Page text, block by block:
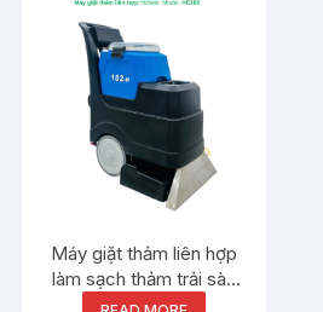
Máy giặt thảm liên hợp
làm sạch thảm trải sàn
HiClean HC102H